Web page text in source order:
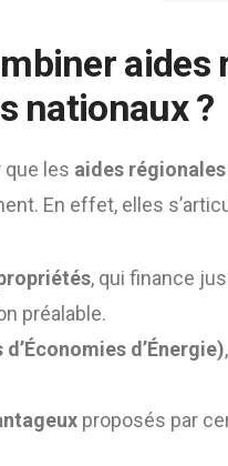
aides
nationaux ?
que les aides
En effet, elles
, qui finance
préalable.
d’Énergie)
proposés par